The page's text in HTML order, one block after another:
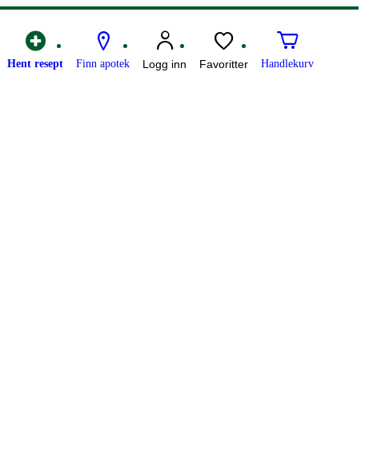
Hent resept Finn apotek Logg inn Favoritter Handlekurv